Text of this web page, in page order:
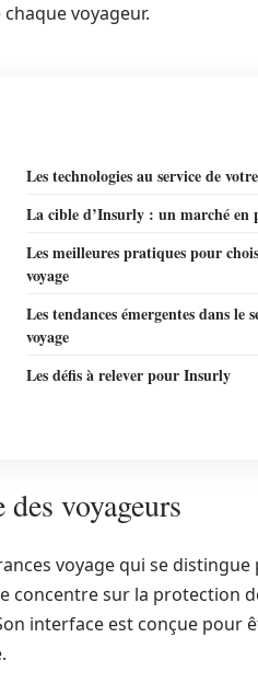
voyageur.
Les technologies au service de
La cible d’Insurly : un marché en
Les meilleures pratiques pour
voyage
Les tendances émergentes dans le
voyage
Les défis à relever pour Insurly
voyageurs
voyage qui se
concentre sur la protection
interface est conçue pour